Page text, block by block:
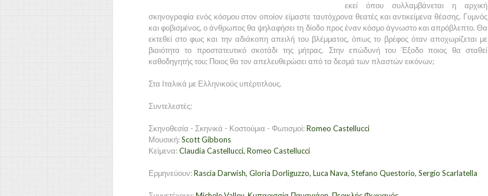
εκεί όπου συλλαμβάνεται η αρχική
σκηνογραφία ενός κόσμου στον οποίον είμαστε ταυτόχρονα θεατές και αντικείμενα θέασης. Γυμνός
και φοβισμένος, ο άνθρωπος θα ψηλαφήσει τη δίοδο προς έναν κόσμο άγνωστο και απρόβλεπτο. Θα
εκτεθεί στο φως και την αδιάκοπη απειλή του βλέμματος, όπως το βρέφος όταν αποχωρίζεται με
βιαιότητα το προστατευτικό σκοτάδι της μήτρας. Στην επώδυνή του Έξοδο ποιος θα σταθεί
καθοδηγητής του; Ποιος θα τον απελευθερώσει από τα δεσμά των πλαστών εικόνων;
Στα Ιταλικά με Ελληνικούς υπέρτιτλους.
Συντελεστές:
Σκηνοθεσία - Σκηνικά - Κοστούμια - Φωτισμοί:Romeo Castellucci
Μουσική:Scott Gibbons
Κείμενα:Claudia Castellucci, Romeo Castellucci
Ερμηνεύουν:Rascia Darwish, Gloria Dorliguzzo, Luca Nava, Stefano Questorio, Sergio Scarlatella